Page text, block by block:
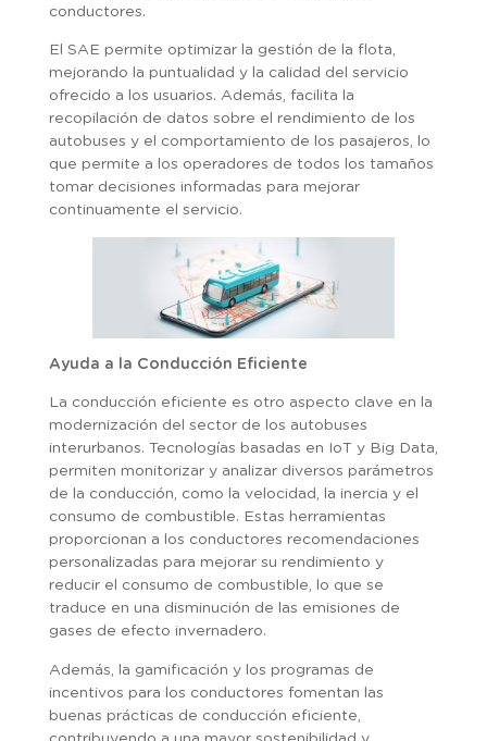
conductores.
El SAE permite optimizar la gestión de la flota,
mejorando la puntualidad y la calidad del servicio
ofrecido a los usuarios. Además, facilita la
recopilación de datos sobre el rendimiento de los
autobuses y el comportamiento de los pasajeros, lo
que permite a los operadores de todos los tamaños
tomar decisiones informadas para mejorar
continuamente el servicio.
Ayuda a la Conducción Eficiente
La conducción eficiente es otro aspecto clave en la
modernización del sector de los autobuses
interurbanos. Tecnologías basadas en IoT y Big Data,
permiten monitorizar y analizar diversos parámetros
de la conducción, como la velocidad, la inercia y el
consumo de combustible. Estas herramientas
proporcionan a los conductores recomendaciones
personalizadas para mejorar su rendimiento y
reducir el consumo de combustible, lo que se
traduce en una disminución de las emisiones de
gases de efecto invernadero.
Además, la gamificación y los programas de
incentivos para los conductores fomentan las
buenas prácticas de conducción eficiente,